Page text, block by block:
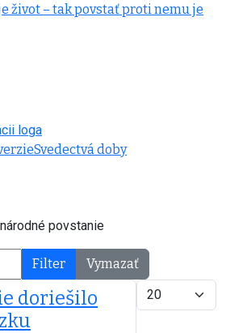
život – tak povstať proti nemu je
Svedectvá doby
povstanie
Filter
Vymazať
Zobrazené
doriešilo